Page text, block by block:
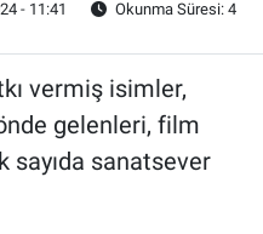
- 11:41
Okunma Süresi: 4
vermiş isimler,
gelenleri, film
sayıda sanatsever